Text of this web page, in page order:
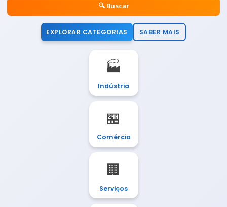
🔍 Buscar
EXPLORAR CATEGORIAS SABER MAIS
🏭
Indústria
🏪
Comércio
🏢
Serviços